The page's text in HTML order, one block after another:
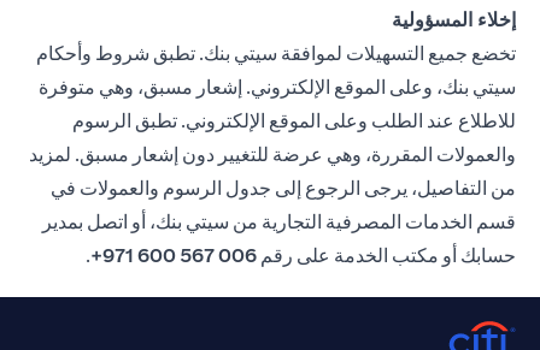
إخلاء المسؤولية
تخضع جميع التسهيلات لموافقة سيتي بنك. تطبق شروط وأحكام
سيتي بنك، وعلى الموقع الإلكتروني. إشعار مسبق، وهي متوفرة
للاطلاع عند الطلب وعلى الموقع الإلكتروني. تطبق الرسوم
والعمولات المقررة، وهي عرضة للتغيير دون إشعار مسبق. لمزيد
من التفاصيل، يرجى الرجوع إلى جدول الرسوم والعمولات في
قسم الخدمات المصرفية التجارية من سيتي بنك، أو اتصل بمدير
حسابك أو مكتب الخدمة على رقم 006 567 600 971+
.